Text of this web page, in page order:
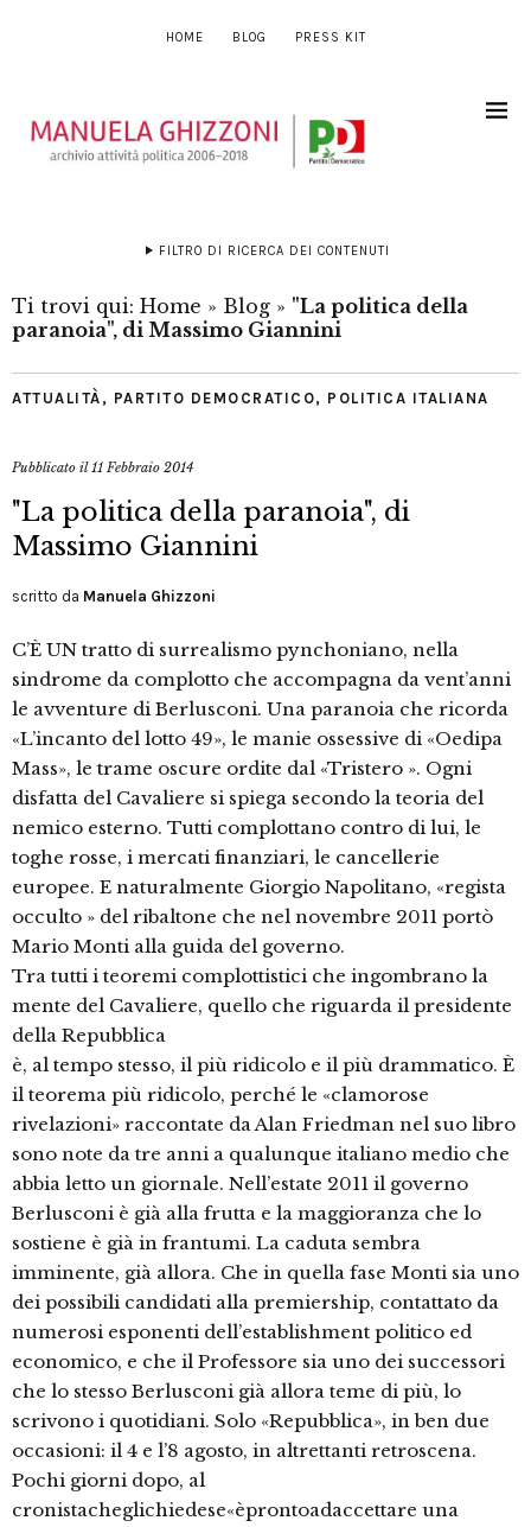
HOME BLOG PRESS KIT
FILTRO DI RICERCA DEI CONTENUTI
Ti trovi qui: Home » Blog » "La politica della
paranoia", di Massimo Giannini
ATTUALITÀ , PARTITO DEMOCRATICO, POLITICA ITALIANA
Pubblicato il11 Febbraio 2014
"La politica della paranoia", di
Massimo Giannini
scritto da Manuela Ghizzoni
C’È UN tratto di surrealismo pynchoniano, nella
sindrome da complotto che accompagna da vent’anni
le avventure di Berlusconi. Una paranoia che ricorda
«L’incanto del lotto 49», le manie ossessive di «Oedipa
Mass», le trame oscure ordite dal «Tristero ». Ogni
disfatta del Cavaliere si spiega secondo la teoria del
nemico esterno. Tutti complottano contro di lui, le
toghe rosse, i mercati finanziari, le cancellerie
europee. E naturalmente Giorgio Napolitano, «regista
occulto » del ribaltone che nel novembre 2011 portò
Mario Monti alla guida del governo.
Tra tutti i teoremi complottistici che ingombrano la
mente del Cavaliere, quello che riguarda il presidente
della Repubblica
è, al tempo stesso, il più ridicolo e il più drammatico. È
il teorema più ridicolo, perché le «clamorose
rivelazioni» raccontate da Alan Friedman nel suo libro
sono note da tre anni a qualunque italiano medio che
abbia letto un giornale. Nell’estate 2011 il governo
Berlusconi è già alla frutta e la maggioranza che lo
sostiene è già in frantumi. La caduta sembra
imminente, già allora. Che in quella fase Monti sia uno
dei possibili candidati alla premiership, contattato da
numerosi esponenti dell’establishment politico ed
economico, e che il Professore sia uno dei successori
che lo stesso Berlusconi già allora teme di più, lo
scrivono i quotidiani. Solo «Repubblica», in ben due
occasioni: il 4 e l’8 agosto, in altrettanti retroscena.
Pochi giorni dopo, al
cronistacheglichiedese«èprontoadaccettare una